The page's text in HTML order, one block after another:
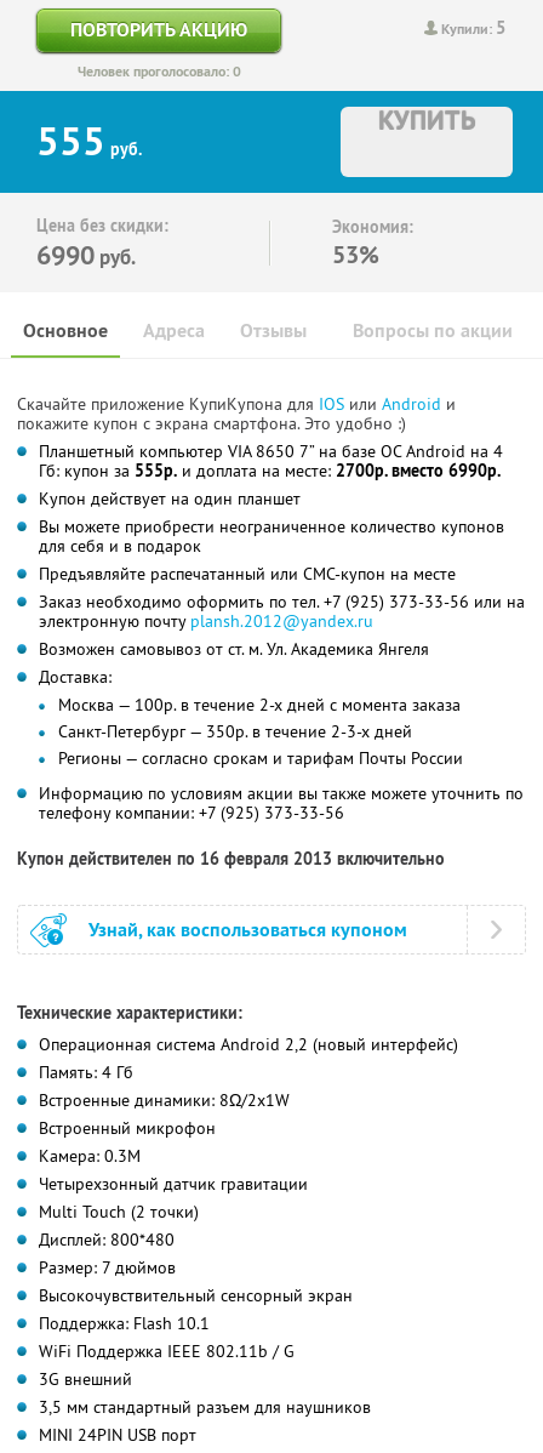
Купили: 5
ПОВТОРИТЬ АКЦИЮ
Человек проголосовало: 0
555 руб.
КУПИТЬ
Цена без скидки:
6990 руб.
Экономия:
53%
Основное Отзывы Вопросы по акции
Адреса
Скачайте приложение КупиКупона для IOS или Android и
покажите купон с экрана смартфона. Это удобно :)
Планшетный компьютер VIA 8650 7” на базе ОС Android на 4
Гб: купон за 555р. и доплата на месте: 2700р. вместо 6990р.
Купон действует на один планшет
Вы можете приобрести неограниченное количество купонов
для себя и в подарок
Предъявляйте распечатанный или СМС-купон на месте
Заказ необходимо оформить по тел. +7 (925) 373-33-56 или на
электронную почту plansh.2012@yandex.ru
Возможен самовывоз от ст. м. Ул. Академика Янгеля
Доставка:
Москва — 100р. в течение 2-х дней с момента заказа
Санкт-Петербург — 350р. в течение 2-3-х дней
Регионы — согласно срокам и тарифам Почты России
Информацию по условиям акции вы также можете уточнить по
телефону компании: +7 (925) 373-33-56
Купон действителен по 16 февраля 2013 включительно
Узнай, как воспользоваться купоном
Технические характеристики:
Операционная система Android 2,2 (новый интерфейс)
Память: 4 Гб
Встроенные динамики: 8Ω/2х1W
Встроенный микрофон
Камера: 0.3М
Четырехзонный датчик гравитации
Multi Touch (2 точки)
Дисплей: 800*480
Размер: 7 дюймов
Высокочувствительный сенсорный экран
Поддержка: Flash 10.1
WiFi Поддержка IEEE 802.11b / G
3G внешний
3,5 мм стандартный разъем для наушников
MINI 24PIN USB порт